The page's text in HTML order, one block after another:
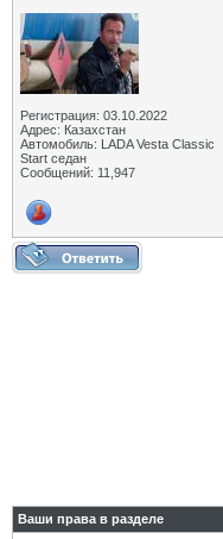
Регистрация: 03.10.2022
Адрес: Казахстан
Автомобиль: LADA Vesta Classic
Start седан
Сообщений: 11,947
Ваши права в разделе